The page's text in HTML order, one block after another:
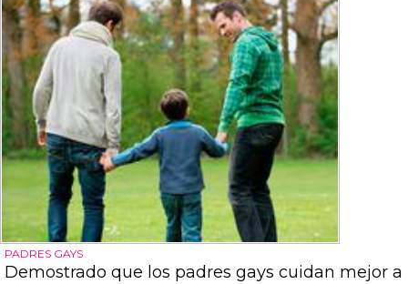
PADRES GAYS
Demostrado que los padres gays cuidan mejor a